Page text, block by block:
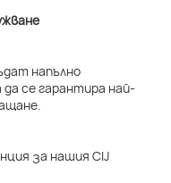
напълно
се гарантира най-
за нашия CIJ